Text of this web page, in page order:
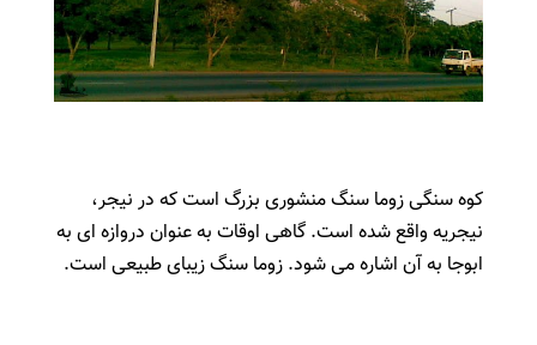
کوه سنگی زوما سنگ منشوری بزرگ است که در نیجر،
نیجریه واقع شده است. گاهی اوقات به عنوان دروازه ای به
ابوجا به آن اشاره می شود. زوما سنگ زیبای طبیعی است.